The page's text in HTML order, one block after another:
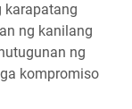
karapatang
ng kanilang
ng
kompromiso